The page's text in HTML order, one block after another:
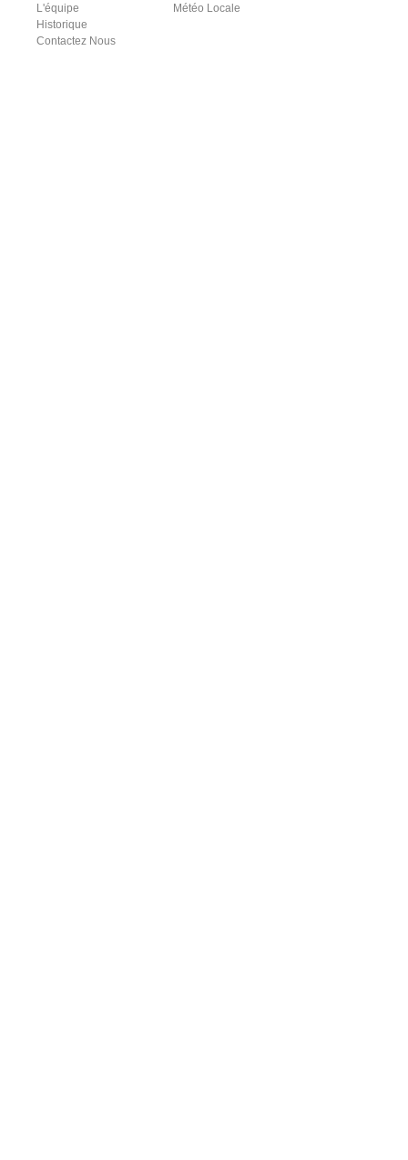
L'équipe
Historique
Contactez Nous
Météo Locale